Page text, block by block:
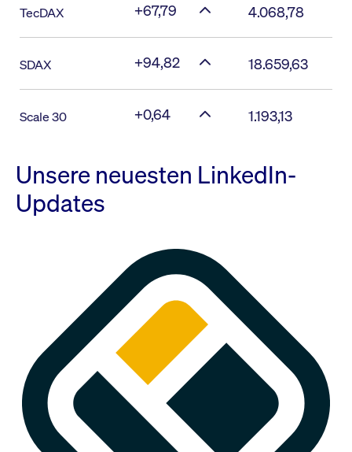
TecDAX +67,79 4.068,78
SDAX +94,82 18.659,63
Scale 30 +0,64 1.193,13
Unsere neuesten LinkedIn-
Updates